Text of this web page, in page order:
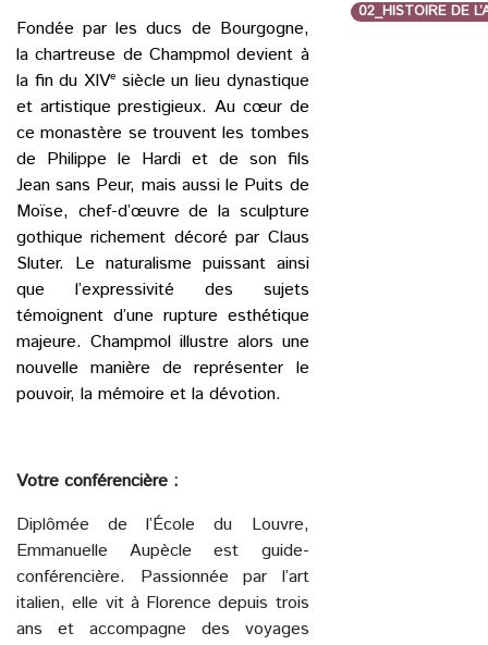
Fondée par les ducs de Bourgogne,
la chartreuse de Champmol devient à
la fin du XIVᵉ siècle un lieu dynastique
et artistique prestigieux. Au cœur de
ce monastère se trouvent les tombes
de Philippe le Hardi et de son fils
Jean sans Peur, mais aussi le Puits de
Moïse, chef-d’œuvre de la sculpture
gothique richement décoré par Claus
Sluter. Le naturalisme puissant ainsi
que l’expressivité des sujets
témoignent d’une rupture esthétique
majeure. Champmol illustre alors une
nouvelle manière de représenter le
pouvoir, la mémoire et la dévotion.
Votre conférencière :
Diplômée de l’École du Louvre,
Emmanuelle Aupècle est guide-
conférencière. Passionnée par l’art
italien, elle vit à Florence depuis trois
ans et accompagne des voyages
02_HISTOIRE DE